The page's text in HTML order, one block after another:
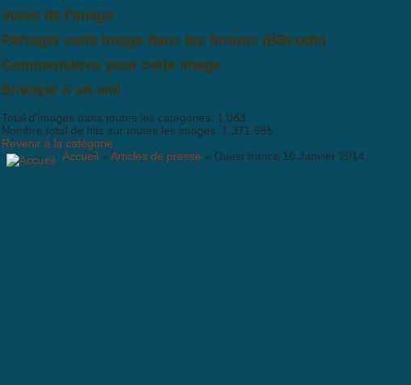
Votes de l'image
Partager cette image dans les forums (BBcode)
Commentaires pour cette image
Envoyer à un ami
Total d'images dans toutes les catégories: 1,083
Nombre total de hits sur toutes les images: 1,371,985
Revenir à la catégorie
Accueil » Articles de presse » Ouest france 10 Janvier 2014.